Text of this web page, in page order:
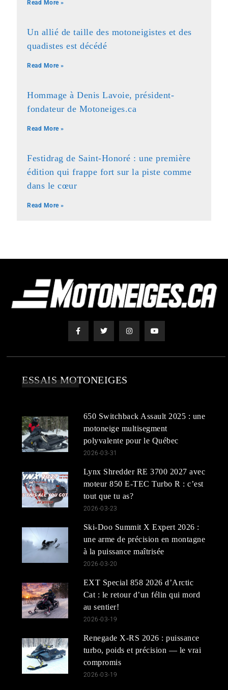
Read More »
Un allié de taille des motoneigistes et des
quadistes est décédé
Read More »
Hommage à Denis Lavoie, président-
fondateur de Motoneiges.ca
Read More »
Festidrag de Saint-Honoré : une première
édition qui frappe fort sur la piste comme
dans le cœur
Read More »
ESSAIS MOTONEIGES
650 Switchback Assault 2025 : une
motoneige multisegment
polyvalente pour le Québec
2026-03-31
Lynx Shredder RE 3700 2027 avec
moteur 850 E-TEC Turbo R : c’est
tout que tu as?
2026-03-23
Ski-Doo Summit X Expert 2026 :
une arme de précision en montagne
à la puissance maîtrisée
2026-03-20
EXT Special 858 2026 d’Arctic
Cat : le retour d’un félin qui mord
au sentier!
2026-03-19
Renegade X-RS 2026 : puissance
turbo, poids et précision — le vrai
compromis
2026-03-19